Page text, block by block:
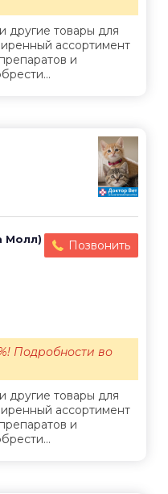
другие товары для
ассортимент
и
Молл)
Позвонить
другие товары для
ассортимент
и
Подробности во